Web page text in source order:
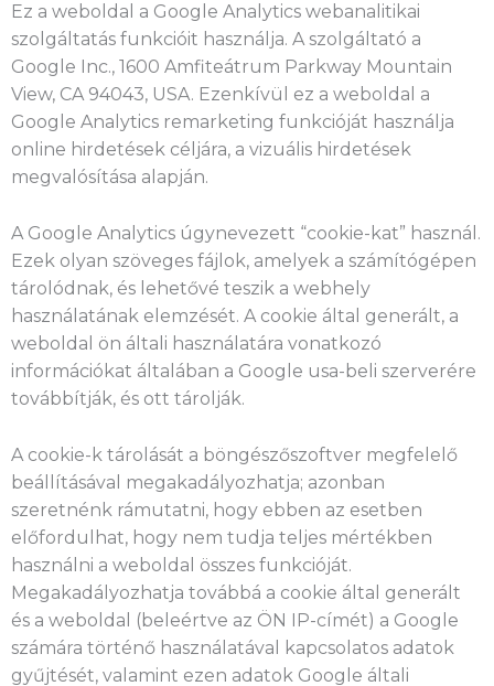
Ez a weboldal a Google Analytics webanalitikai
szolgáltatás funkcióit használja. A szolgáltató a
Google Inc., 1600 Amfiteátrum Parkway Mountain
View, CA 94043, USA. Ezenkívül ez a weboldal a
Google Analytics remarketing funkcióját használja
online hirdetések céljára, a vizuális hirdetések
megvalósítása alapján.
A Google Analytics úgynevezett “cookie-kat” használ.
Ezek olyan szöveges fájlok, amelyek a számítógépen
tárolódnak, és lehetővé teszik a webhely
használatának elemzését. A cookie által generált, a
weboldal ön általi használatára vonatkozó
információkat általában a Google usa-beli szerverére
továbbítják, és ott tárolják.
A cookie-k tárolását a böngészőszoftver megfelelő
beállításával megakadályozhatja; azonban
szeretnénk rámutatni, hogy ebben az esetben
előfordulhat, hogy nem tudja teljes mértékben
használni a weboldal összes funkcióját.
Megakadályozhatja továbbá a cookie által generált
és a weboldal (beleértve az ÖN IP-címét) a Google
számára történő használatával kapcsolatos adatok
gyűjtését, valamint ezen adatok Google általi